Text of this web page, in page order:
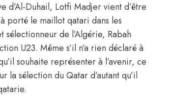
d’Al-Duhail, Lotfi Madjer vient d’être
porté le maillot qatari dans les
de l’Algérie, Rabah
U23. Même s’il n’a rien déclaré à
souhaite représenter à l’avenir, ce
sélection du Qatar d’autant qu’il